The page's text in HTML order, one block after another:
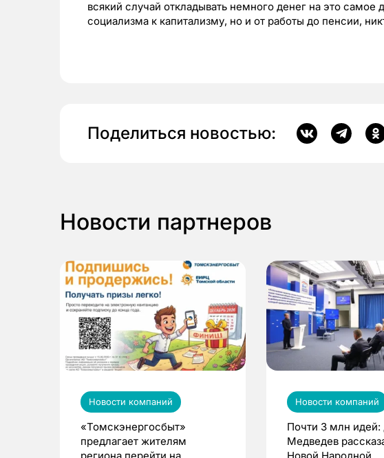
всякий случай откладывать немного денег на это самое
социализма к капитализму, но и от работы до пенсии,
Поделиться новостью:
Новости партнеров
Новости компаний
«Томскэнергосбыт»
предлагает жителям
Новости компаний
Почти 3 млн
Медведев